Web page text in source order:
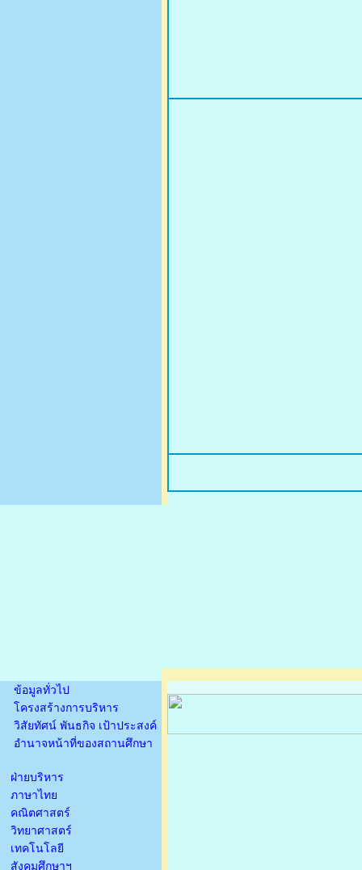
ข้อมูลทั่วไป
โครงสร้างการบริหาร
วิสัยทัศน์ พันธกิจ เป้าประสงค์
อำนาจหน้าที่ของสถานศึกษา
ฝ่ายบริหาร
ภาษาไทย
คณิตศาสตร์
วิทยาศาสตร์
เทคโนโลยี
สังคมศึกษาฯ